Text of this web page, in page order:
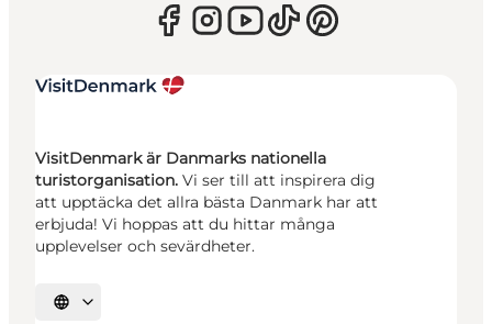
VisitDenmark är Danmarks nationella
turistorganisation. Vi ser till att inspirera dig
att upptäcka det allra bästa Danmark har att
erbjuda! Vi hoppas att du hittar många
upplevelser och sevärdheter.
Välj språk